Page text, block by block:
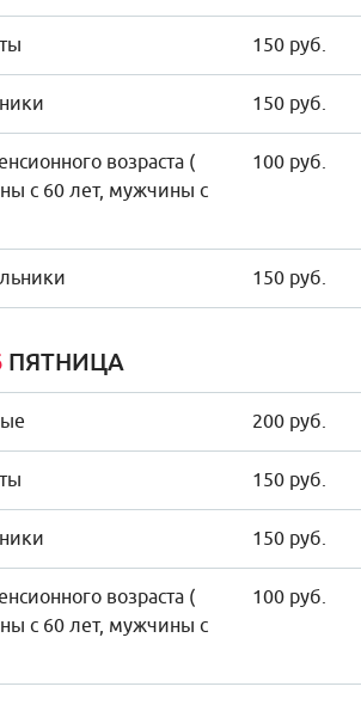
150 руб.
150 руб.
возраста (
с 60 лет, мужчины с
100 руб.
150 руб.
ПЯТНИЦА
200 руб.
150 руб.
150 руб.
возраста (
с 60 лет, мужчины с
100 руб.